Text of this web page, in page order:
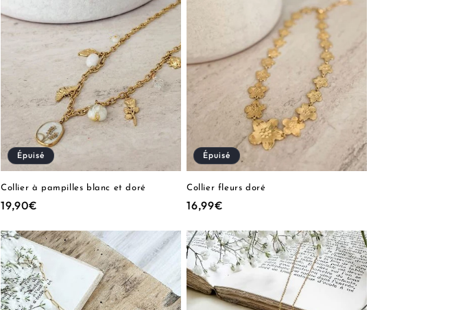
Épuisé
Collier à pampilles blanc et doré
Prix
19,90€
Épuisé
Collier fleurs doré
Prix
16,99€